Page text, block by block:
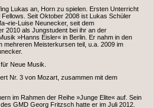
Lukas an, Horn zu spielen. Ersten Unterricht
Fellows. Seit Oktober 2008 ist Lukas Schüler
Luise Neunecker, seit dem
2010 als Jungstudent bei ihr an der
»Hanns Eisler« in Berlin. Er nahm in den
mehreren Meisterkursen teil, u.a. 2009 im
Neue Musik.
Nr. 3 von Mozart, zusammen mit dem
im Rahmen der Reihe »Junge Elite« auf. Sein
GMD Georg Fritzsch hatte er im Juli 2012.